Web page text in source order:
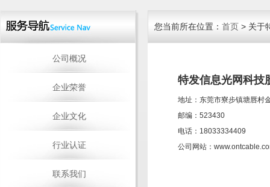
公司概况
企业荣誉
企业文化
行业认证
联系我们
您当前所在位置： 首页 > 关于
特发信息光网科技
地址：东莞市寮步镇塘唇村
邮编：523430
电话：18033334409
公司网站：